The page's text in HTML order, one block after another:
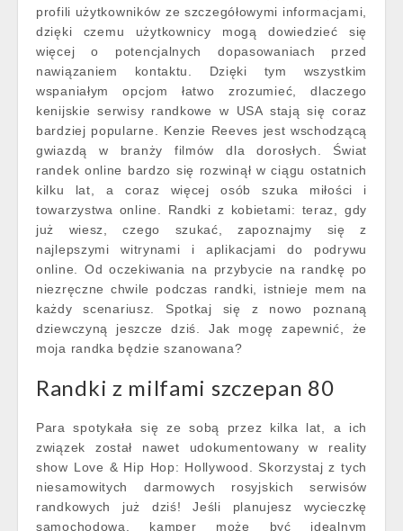
profili użytkowników ze szczegółowymi informacjami,
dzięki czemu użytkownicy mogą dowiedzieć się
więcej o potencjalnych dopasowaniach przed
nawiązaniem kontaktu. Dzięki tym wszystkim
wspaniałym opcjom łatwo zrozumieć, dlaczego
kenijskie serwisy randkowe w USA stają się coraz
bardziej popularne. Kenzie Reeves jest wschodzącą
gwiazdą w branży filmów dla dorosłych. Świat
randek online bardzo się rozwinął w ciągu ostatnich
kilku lat, a coraz więcej osób szuka miłości i
towarzystwa online. Randki z kobietami: teraz, gdy
już wiesz, czego szukać, zapoznajmy się z
najlepszymi witrynami i aplikacjami do podrywu
online. Od oczekiwania na przybycie na randkę po
niezręczne chwile podczas randki, istnieje mem na
każdy scenariusz. Spotkaj się z nowo poznaną
dziewczyną jeszcze dziś. Jak mogę zapewnić, że
moja randka będzie szanowana?
Randki z milfami szczepan 80
Para spotykała się ze sobą przez kilka lat, a ich
związek został nawet udokumentowany w reality
show Love & Hip Hop: Hollywood. Skorzystaj z tych
niesamowitych darmowych rosyjskich serwisów
randkowych już dziś! Jeśli planujesz wycieczkę
samochodową, kamper może być idealnym